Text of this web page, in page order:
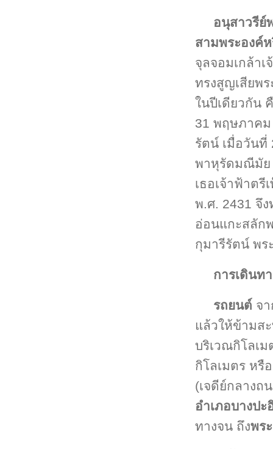
อนุสาวรีย์
สามพระองค์
จุลจอมเกล้าเ
ทรงสูญเสียพ
ในปีเดียวกัน
31 พฤษภาคม
รัตน์ เมื่อวันที่
พาหุรัดมณีมัย
เธอเจ้าฟ้าต
พ.ศ. 2431 จึ
อ่อนแกะสลัก
กุมารีรัตน์ พร
การเดินท
รถยนต์ จ
แล้วให้ข้ามส
บริเวณกิโลเ
กิโลเมตร หรื
(เจดีย์กลางถ
อำเภอบางปะ
ทางจน ถึงพร